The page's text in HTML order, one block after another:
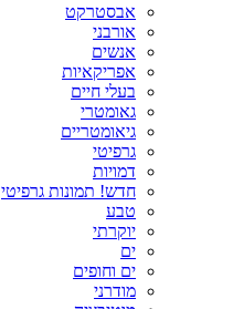
אבסטרקט
אורבני
אנשים
אפריקאיות
בעלי חיים
גאומטרי
גיאומטריים
גרפיטי
דמויות
חדש! תמונות גרפיטי
טבע
יוקרתי
ים
ים וחופים
מודרני